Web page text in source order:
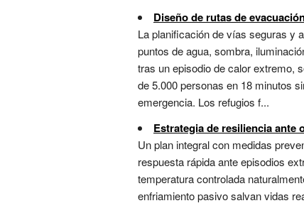
Diseño de rutas de
La planificación de vías seguras y
puntos de agua, sombra,
tras un episodio de calor extremo,
de 5.000 personas en 18 minutos
emergencia. Los refugios f...
Estrategia de resiliencia ante
Un plan integral con medidas
respuesta rápida ante episodios
temperatura controlada
enfriamiento pasivo salvan vidas